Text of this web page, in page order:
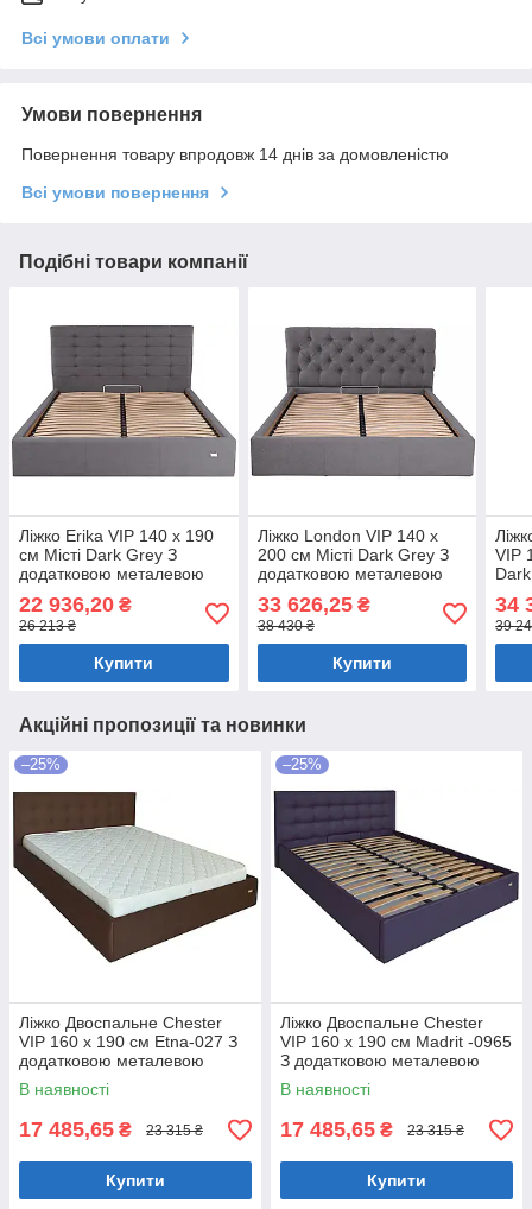
Всі умови оплати
Умови повернення
Повернення товару впродовж 14 днів за домовленістю
Всі умови повернення
Подібні товари компанії
Ліжко Erika VIP 140 х 190
см Місті Dark Grey З
додатковою металевою
цільнозварною рамою
Темно-сірий
22 936,20 ₴
26 213 ₴
Купити
Ліжко London VIP 140 х
200 см Місті Dark Grey З
додатковою металевою
цільнозварною рамою
Темно-сірий
33 626,25₴
38 430 ₴
Купити
VIP
34
39
Акційні пропозиції та новинки
–25%
Ліжко Двоспальне Chester
VIP 160 х 190 см Etna-027 З
додатковою металевою
цільнозварною рамою
Коричневий
В наявності
17 485,65 ₴ 23 315 ₴
Купити
–25%
Ліжко Двоспальне Chester
VIP 160 х 190 см Madrit -0965
З додатковою металевою
цільнозварною рамою
Фіолетовий
В наявності
17 485,65 ₴ 23 315 ₴
Купити